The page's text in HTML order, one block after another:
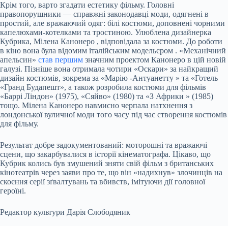
Крім того, варто згадати естетику фільму. Головні
правопорушники — справжні законодавці моди, одягнені в
простий, але вражаючий одяг: білі костюми, доповнені чорними
капелюхами-котелками та тростиною. Улюблена дизайнерка
Кубрика, Мілена Канонеро , відповідала за костюми. До роботи
в кіно вона була відомим італійським модельєром . «Механічний
апельсин» став першим значним проектом Канонеро в цій новій
галузі. Пізніше вона отримала чотири «Оскари» за найкращий
дизайн костюмів, зокрема за «Марію -Антуанетту » та «Готель
«Гранд Будапешт», а також розробила костюми для фільмів
«Баррі Ліндон» (1975), «Сяйво» (1980) та «З Африки » (1985)
тощо. Мілена Канонеро навмисно черпала натхнення з
лондонської вуличної моди того часу під час створення костюмів
для фільму.
Результат добре задокументований: моторошні та вражаючі
сцени, що закарбувалися в історії кінематографа. Цікаво, що
Кубрик колись був змушений зняти свій фільм з британських
кінотеатрів через заяви про те, що він «надихнув» злочинців на
скоєння серії зґвалтувань та вбивств, імітуючи дії головної
героїні.
Редактор культури Дарія Слободяник